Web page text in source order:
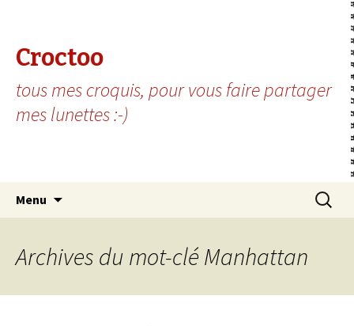
Croctoo
tous mes croquis, pour vous faire partager
mes lunettes :-)
Menu
Archives du mot-clé Manhattan